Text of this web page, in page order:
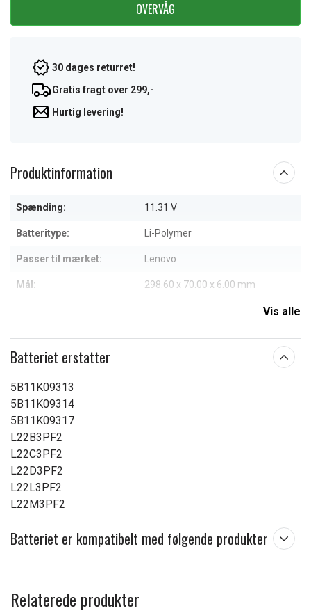
OVERVÅG
30 dages returret!
Gratis fragt over 299,-
Hurtig levering!
Produktinformation
Spænding: 11.31 V
Batteritype: Li-Polymer
Passer til mærket: Lenovo
Mål: 298.60 x 70.00 x 6.00 mm
Vis alle
Batteriet erstatter
5B11K09313
5B11K09314
5B11K09317
L22B3PF2
L22C3PF2
L22D3PF2
L22L3PF2
L22M3PF2
Batteriet er kompatibelt med følgende produkter
Relaterede produkter